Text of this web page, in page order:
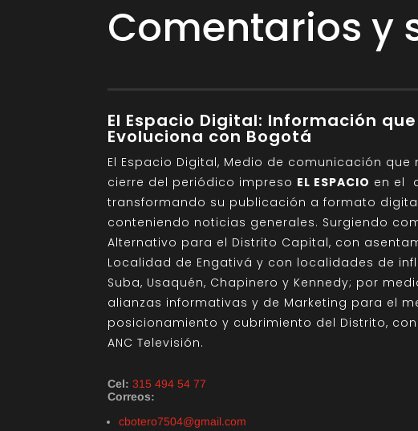
Comentarios y
El Espacio Digital: Información que
Evoluciona con Bogotá
El Espacio Digital, Medio de comunicación que
cierre del periódico impreso EL ESPACIO en el
transformando su publicación a formato
conteniendo noticias generales. Surgiendo
Alternativo para el Distrito Capital, con
Localidad de Engativá y con localidades de
Suba, Usaquén, Chapinero y Kennedy; por
alianzas informativas y de Marketing para el
posicionamiento y cubrimiento del Distrito,
ANC Televisión.
Cel: 315 494 54 77
Correos:
cbotero7504@gmail.com